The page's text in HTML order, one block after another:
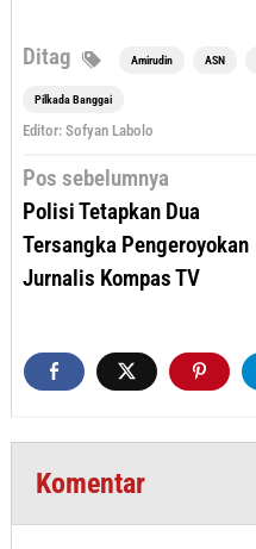
Ditag Amirudin ASN
Pilkada Banggai
Editor: Sofyan Labolo
Navigasi
pos
Pos sebelumnya
Polisi Tetapkan Dua
Tersangka Pengeroyokan
Jurnalis Kompas TV
Komentar